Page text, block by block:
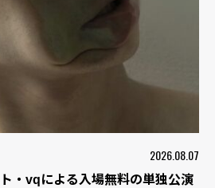
2026.08.07
・vqによる入場無料の単独公演